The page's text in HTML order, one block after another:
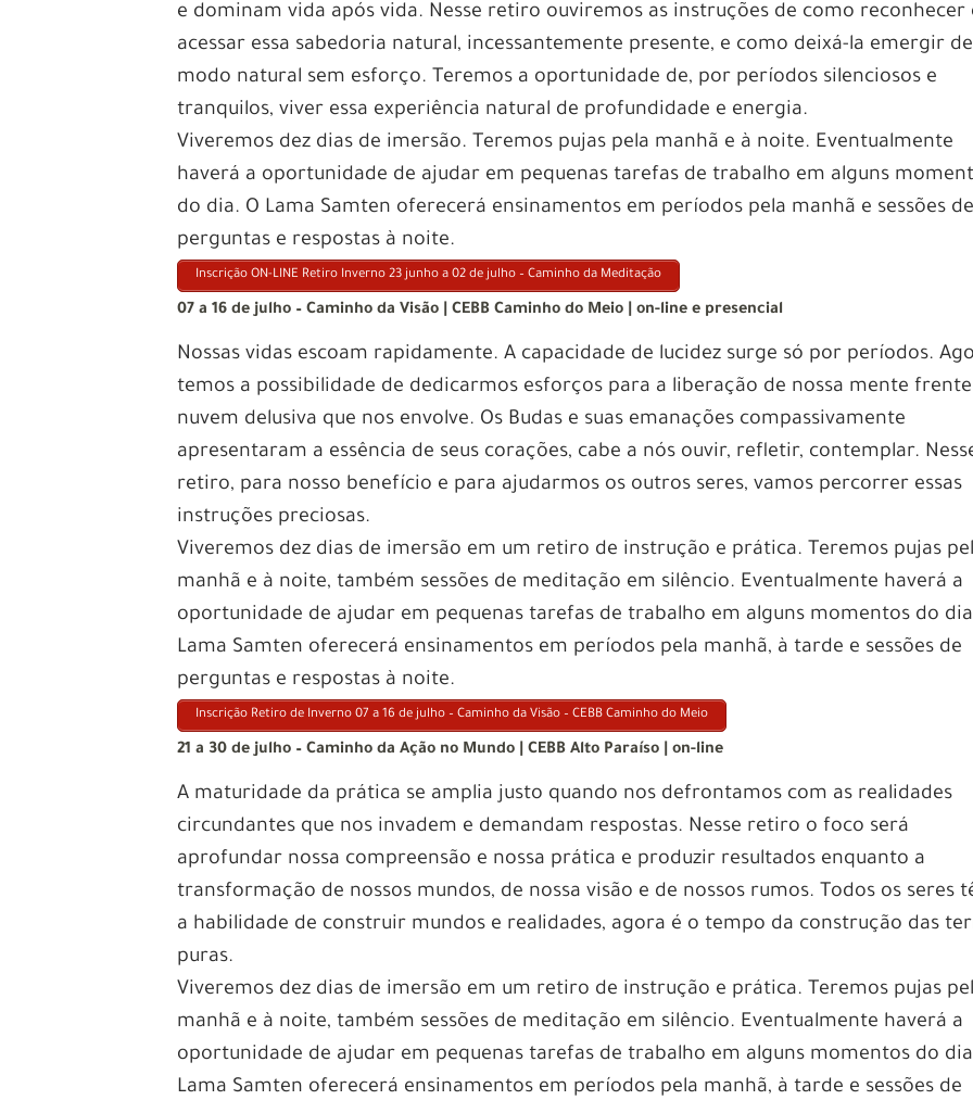
e dominam vida após vida. Nesse retiro ouviremos as instruções de como reconhecer
acessar essa sabedoria natural, incessantemente presente, e como deixá-la emergir de
modo natural sem esforço. Teremos a oportunidade de, por períodos silenciosos e
tranquilos, viver essa experiência natural de profundidade e energia.
Viveremos dez dias de imersão. Teremos pujas pela manhã e à noite. Eventualmente
haverá a oportunidade de ajudar em pequenas tarefas de trabalho em alguns
do dia. O Lama Samten oferecerá ensinamentos em períodos pela manhã e sessões de
perguntas e respostas à noite.
Inscrição ON-LINE Retiro Inverno 23 junho a 02 de julho – Caminho da Meditação
07 a 16 de julho – Caminho da Visão | CEBB Caminho do Meio | on-line e presencial
Nossas vidas escoam rapidamente. A capacidade de lucidez surge só por períodos.
temos a possibilidade de dedicarmos esforços para a liberação de nossa mente
nuvem delusiva que nos envolve. Os Budas e suas emanações compassivamente
apresentaram a essência de seus corações, cabe a nós ouvir, refletir, contemplar.
retiro, para nosso benefício e para ajudarmos os outros seres, vamos percorrer essas
instruções preciosas.
Viveremos dez dias de imersão em um retiro de instrução e prática. Teremos pujas
manhã e à noite, também sessões de meditação em silêncio. Eventualmente haverá a
oportunidade de ajudar em pequenas tarefas de trabalho em alguns momentos do
Lama Samten oferecerá ensinamentos em períodos pela manhã, à tarde e sessões de
perguntas e respostas à noite.
Inscrição Retiro de Inverno 07 a 16 de julho – Caminho da Visão – CEBB Caminho do Meio
21 a 30 de julho – Caminho da Ação no Mundo | CEBB Alto Paraíso | on-line
A maturidade da prática se amplia justo quando nos defrontamos com as realidades
circundantes que nos invadem e demandam respostas. Nesse retiro o foco será
aprofundar nossa compreensão e nossa prática e produzir resultados enquanto a
transformação de nossos mundos, de nossa visão e de nossos rumos. Todos os seres
a habilidade de construir mundos e realidades, agora é o tempo da construção das
puras.
Viveremos dez dias de imersão em um retiro de instrução e prática. Teremos pujas
manhã e à noite, também sessões de meditação em silêncio. Eventualmente haverá a
oportunidade de ajudar em pequenas tarefas de trabalho em alguns momentos do
Lama Samten oferecerá ensinamentos em períodos pela manhã, à tarde e sessões de